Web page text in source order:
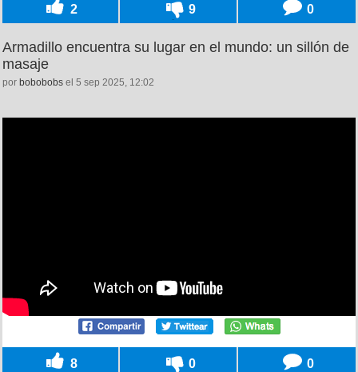
2 9 0
Armadillo encuentra su lugar en el mundo: un sillón de
masaje
por bobobobs el 5 sep 2025, 12:02
8 0 0